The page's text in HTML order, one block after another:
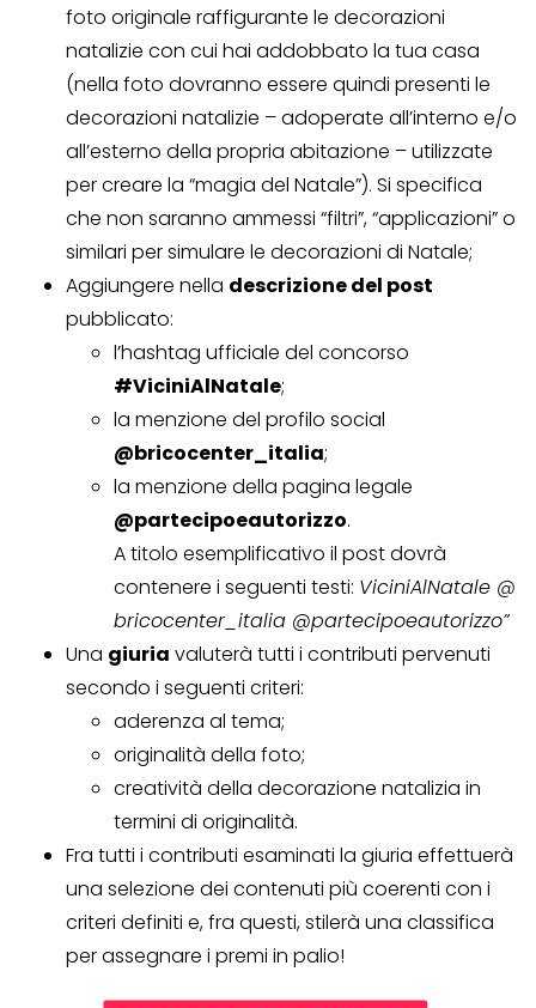
foto originale raffigurante le decorazioni
natalizie con cui hai addobbato la tua casa
(nella foto dovranno essere quindi presenti le
decorazioni natalizie – adoperate all’interno e/o
all’esterno della propria abitazione – utilizzate
per creare la “magia del Natale”). Si specifica
che non saranno ammessi “filtri”, “applicazioni” o
similari per simulare le decorazioni di Natale;
Aggiungere nella descrizione del post
pubblicato:
l’hashtag ufficiale del concorso
#ViciniAlNatale;
la menzione del profilo social
@bricocenter_italia;
la menzione della pagina legale
@partecipoeautorizzo.
A titolo esemplificativo il post dovrà
contenere i seguenti testi: ViciniAlNatale @
bricocenter_italia @partecipoeautorizzo”
Una giuria valuterà tutti i contributi pervenuti
secondo i seguenti criteri:
aderenza al tema;
originalità della foto;
creatività della decorazione natalizia in
termini di originalità.
Fra tutti i contributi esaminati la giuria effettuerà
una selezione dei contenuti più coerenti con i
criteri definiti e, fra questi, stilerà una classifica
per assegnare i premi in palio!